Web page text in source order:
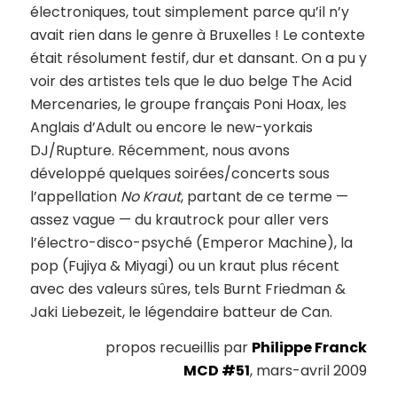
électroniques, tout simplement parce qu’il n’y
avait rien dans le genre à Bruxelles ! Le contexte
était résolument festif, dur et dansant. On a pu y
voir des artistes tels que le duo belge The Acid
Mercenaries, le groupe français Poni Hoax, les
Anglais d’Adult ou encore le new-yorkais
DJ/Rupture. Récemment, nous avons
développé quelques soirées/concerts sous
l’appellation No Kraut, partant de ce terme —
assez vague — du krautrock pour aller vers
l’électro-disco-psyché (Emperor Machine), la
pop (Fujiya & Miyagi) ou un kraut plus récent
avec des valeurs sûres, tels Burnt Friedman &
Jaki Liebezeit, le légendaire batteur de Can.
propos recueillis par Philippe Franck
MCD #51, mars-avril 2009